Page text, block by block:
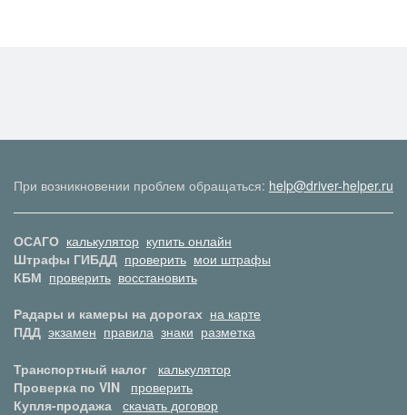
При возникновении проблем обращаться: help@driver-helper.ru
ОСАГО калькулятор купить онлайн
Штрафы ГИБДД проверить мои штрафы
КБМ проверить восстановить
Радары и камеры на дорогах на карте
ПДД экзамен правила знаки разметка
Транспортный налог
калькулятор
Проверка по VIN
проверить
Купля-продажа скачать договор